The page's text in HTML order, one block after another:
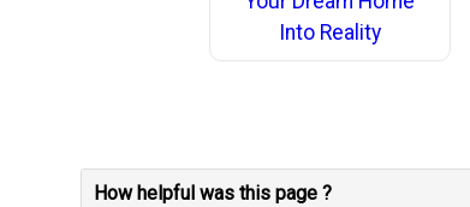
Into Reality
How helpful was this page ?